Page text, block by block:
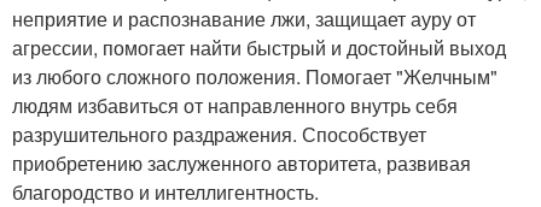
неприятие и распознавание лжи, защищает ауру от
агрессии, помогает найти быстрый и достойный выход
из любого сложного положения. Помогает "Желчным"
людям избавиться от направленного внутрь себя
разрушительного раздражения. Способствует
приобретению заслуженного авторитета, развивая
благородство и интеллигентность.